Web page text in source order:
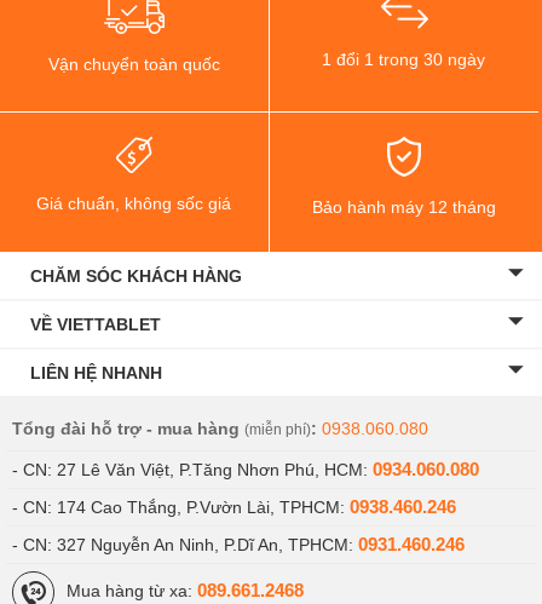
Vận chuyển toàn quốc 1 đổi 1 trong 30 ngày
Giá chuẩn, không sốc giá Bảo hành máy 12 tháng
CHĂM SÓC KHÁCH HÀNG
VỀ VIETTABLET
LIÊN HỆ NHANH
Tổng đài hỗ trợ - mua hàng (miễn phí): 0938.060.080
- CN: 27 Lê Văn Việt, P.Tăng Nhơn Phú, HCM: 0934.060.080
- CN: 174 Cao Thắng, P.Vườn Lài, TPHCM: 0938.460.246
- CN: 327 Nguyễn An Ninh, P.Dĩ An, TPHCM: 0931.460.246
Mua hàng từ xa: 089.661.2468